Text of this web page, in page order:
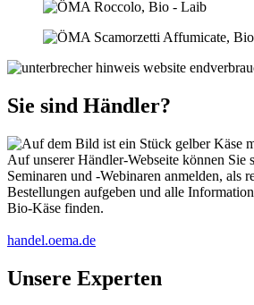
Sie sind Händler?
Auf unserer Händler-Webseite können Sie
Seminaren und -Webinaren anmelden, als
Bestellungen aufgeben und alle
Bio-Käse finden.
handel.oema.de
Unsere Experten